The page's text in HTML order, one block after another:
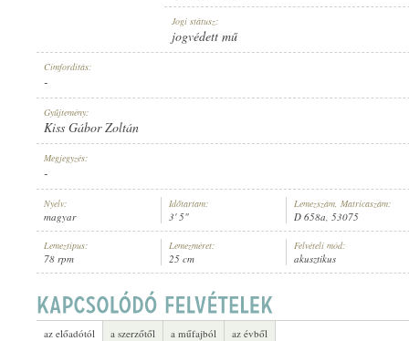
GYÁRFÁS DEZSŐ FŐVÁROSI ORFEUM ZENEKARA
LEMEZSZÁM:
Jogi státusz:
jogvédett mű
Címfordítás:
-
Gyűjtemény:
Kiss Gábor Zoltán
Megjegyzés:
-
Nyelv:
magyar
Időtartam:
3' 5"
Lemezszám, Matricaszám:
D 658a, 53075
Lemeztípus:
78 rpm
Lemezméret:
25 cm
Felvételi mód:
akusztikus
az előadótól a szerzőtől a műfajból az évből